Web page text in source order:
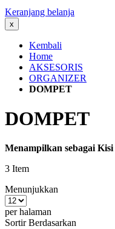
Keranjang belanja
x
Kembali
Home
AKSESORIS
ORGANIZER
DOMPET
DOMPET
Menampilkan sebagai Kisi
3 Item
Menunjukkan
per halaman
Sortir Berdasarkan